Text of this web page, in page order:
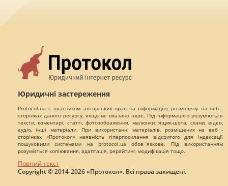
Юридичні застереження
Protocol.ua є власником авторських прав на інформацію, розміщену на веб -
сторінках даного ресурсу, якщо не вказано інше. Під інформацією розуміються
тексти, коментарі, статті, фотозображення, малюнки, ящик-шота, скани, відео,
аудіо, інші матеріали. При використанні матеріалів, розміщених на веб -
сторінках «Протокол» наявність гіперпосилання відкритого для індексації
пошуковими системами на protocol.ua обов`язкове. Під використанням
розуміється копіювання, адаптація, рерайтинг, модифікація тощо.
Повний текст
Copyright © 2014-2026 «Протокол». Всі права захищені.